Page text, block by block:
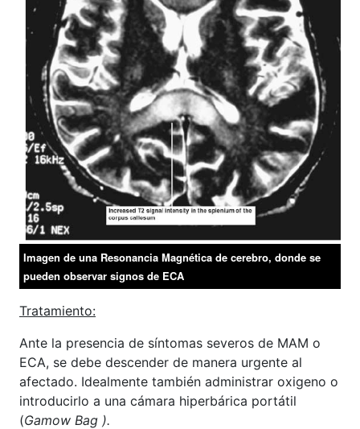
Imagen de una Resonancia Magnética de cerebro, donde se
pueden observar signos de ECA
Tratamiento:
Ante la presencia de síntomas severos de MAM o
ECA, se debe descender de manera urgente al
afectado. Idealmente también administrar oxigeno o
introducirlo a una cámara hiperbárica portátil
(Gamow Bag ).